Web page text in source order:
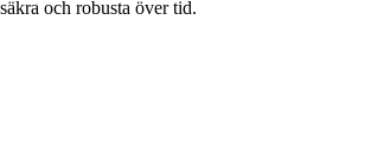
och robusta över tid.